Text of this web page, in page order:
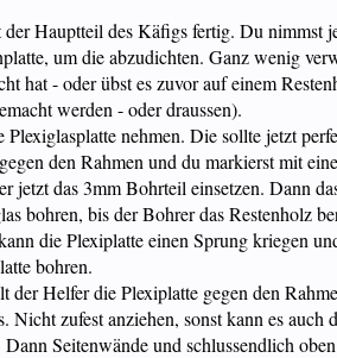
der Hauptteil des Käfigs fertig. Du nimmst
um die abzudichten. Ganz wenig
hat - oder übst es zuvor auf einem
werden - oder draussen).
Plexiglasplatte nehmen. Die sollte jetzt
den Rahmen und du markierst mit
jetzt das 3mm Bohrteil einsetzen. Dann
bohren, bis der Bohrer das Restenholz
die Plexiplatte einen Sprung kriegen
bohren.
der Helfer die Plexiplatte gegen den
Nicht zufest anziehen, sonst kann es
Dann Seitenwände und schlussendlich